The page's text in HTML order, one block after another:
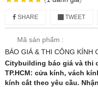
SHARE TWEET
Mã sản phẩm :
BÁO GIÁ & THI CÔNG
Citybuilding báo giá và thi
TP.HCM: cửa kính, vách
kính cắt theo yêu cầu.